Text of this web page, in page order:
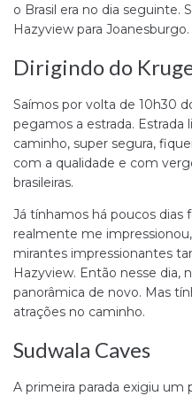
o Brasil era no dia seguinte.
Hazyview para Joanesburgo.
Dirigindo do
Saímos por volta de 10h30
pegamos a estrada. Estrada
caminho, super segura,
com a qualidade e com
brasileiras.
Já tínhamos há poucos dias
realmente me
mirantes impressionantes
Hazyview. Então nesse dia,
panorâmica de novo. Mas
atrações no caminho.
Sudwala Caves
A primeira parada exigiu um